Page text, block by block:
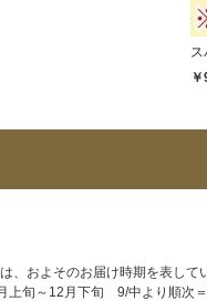
、およそのお届け時期を表して
上旬～12月下旬 9/中より順次